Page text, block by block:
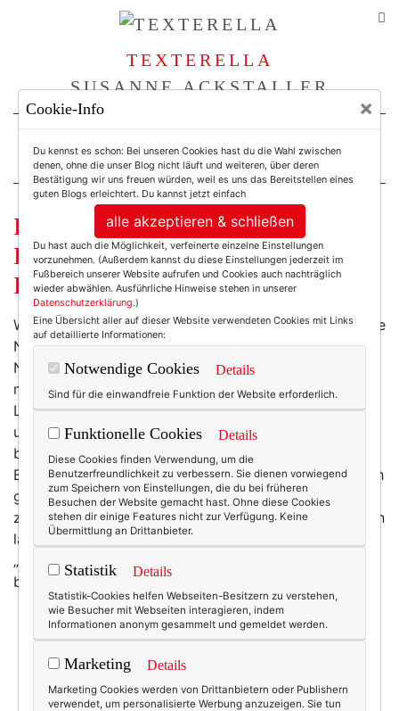
TEXTERELLA
SUSANNE ACKSTALLER
For Women. Not Girls.
Leseliste 2018 (2): Von genialen
Freundinnen, Schwanendieben und
Lesesonntagen.
Was war ich früher für eine Leseratte! Ich konnte ganze
Nachmittage auf der Couch durchlesen, und die
Nächte auch. Ich habe Bücher geatmet. Sie war für
mich ein Lebenselexier. Durch sie hatte ich tausend
Leben. Dann kamen das Internet, drei Kinder, ein Blog
und ein Smartphone. Heute schaffe ich mit Glück ein
bis zwei Bücher pro Monat. Ja, es ist traurig, wie das
Bücherlesen aus meinem Leben geglitten ist … aber ich
gebe die Hoffnung nicht auf, dass ich es wieder
zurückholen kann! Hey, it’s up to me! Bei einer Freundin
las ich kürzlich auf Instagram (haha!) den Satz
„Sonntage sind zum Lesen da!“ – da habe ich ein
bisschen geseufzt, sehnsüchtig.
Cookie-Info ×
Du kennst es schon: Bei unseren Cookies hast du die Wahl zwischen
denen, ohne die unser Blog nicht läuft und weiteren, über deren
Bestätigung wir uns freuen würden, weil es uns das Bereitstellen eines
guten Blogs erleichtert. Du kannst jetzt einfach
alle akzeptieren & schließen
Du hast auch die Möglichkeit, verfeinerte einzelne Einstellungen
vorzunehmen. (Außerdem kannst du diese Einstellungen jederzeit im
Fußbereich unserer Website aufrufen und Cookies auch nachträglich
wieder abwählen. Ausführliche Hinweise stehen in unserer
Datenschutzerklärung.)
Eine Übersicht aller auf dieser Website verwendeten Cookies mit Links
auf detaillierte Informationen:
Notwendige Cookies Details
Sind für die einwandfreie Funktion der Website erforderlich.
Funktionelle Cookies Details
Diese Cookies finden Verwendung, um die
Benutzerfreundlichkeit zu verbessern. Sie dienen vorwiegend
zum Speichern von Einstellungen, die du bei früheren
Besuchen der Website gemacht hast. Ohne diese Cookies
stehen dir einige Features nicht zur Verfügung. Keine
Übermittlung an Drittanbieter.
Statistik Details
Statistik-Cookies helfen Webseiten-Besitzern zu verstehen,
wie Besucher mit Webseiten interagieren, indem
Informationen anonym gesammelt und gemeldet werden.
Marketing Details
Marketing Cookies werden von Drittanbietern oder Publishern
verwendet, um personalisierte Werbung anzuzeigen. Sie tun